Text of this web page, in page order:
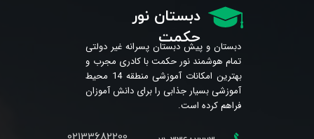
دبستان نور
حکمت
دبستان و پیش دبستان پسرانه غیر دولتی
تمام هوشمند نور حکمت با کادری مجرب و
بهترین امکانات آموزشی منطقه 14 محیط
آموزشی بسیار جذابی را برای دانش آموزان
فراهم کرده است.